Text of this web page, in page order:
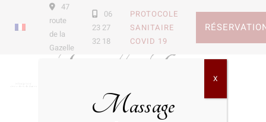
47
route
de la
Gazelle
06
23 27
32 18
PROTOCOLE
SANITAIRE
COVID 19
Famille Tixier
Massage
X